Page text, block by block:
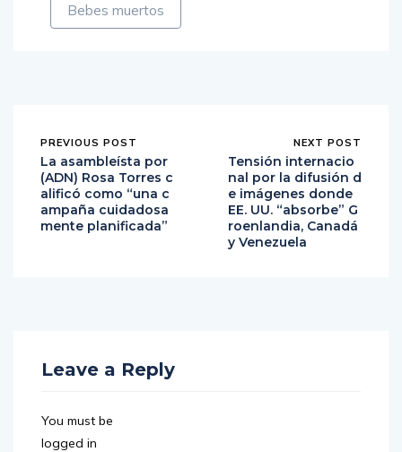
Bebes muertos
PREVIOUS POST
La asambleísta por
(ADN) Rosa Torres c
alificó como “una c
ampaña cuidadosa
mente planificada”
NEXT POST
Tensión internacio
nal por la difusión d
e imágenes donde
EE. UU. “absorbe” G
roenlandia, Canadá
y Venezuela
Leave a Reply
You must be
logged in